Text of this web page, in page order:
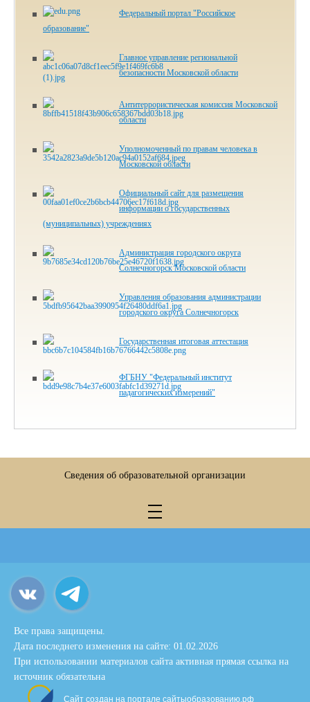
Федеральный портал "Российское
образование"
Главное управление региональной
безопасности Московской области
Антитеррористическая комиссия Московской
области
Уполномоченный по правам человека в
Московской области
Официальный сайт для размещения
информации о государственных
(муниципальных) учреждениях
Администрация городского округа
Солнечногорск Московской области
Управления образования администрации
городского округа Солнечногорск
Государственная итоговая аттестация
ФГБНУ "Федеральный институт
падагогических измерений"
Сведения об образовательной организации
Все права защищены.
Дата последнего изменения на сайте: 01.02.2026
При использовании материалов сайта активная прямая ссылка на
источник обязательна
Сайт создан на портале сайтыобразованию.рф